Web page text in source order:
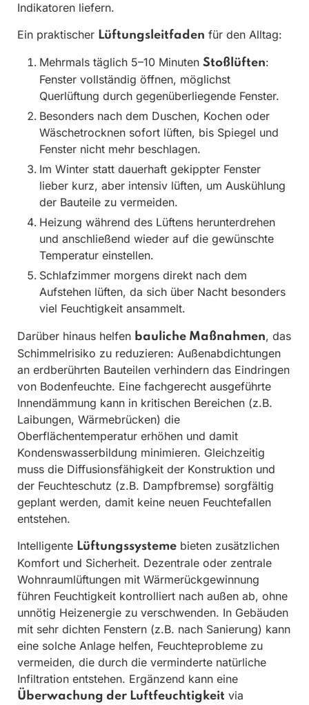
Indikatoren liefern.
Ein praktischer Lüftungsleitfaden für den Alltag:
Mehrmals täglich 5–10 Minuten Stoßlüften:
Fenster vollständig öffnen, möglichst
Querlüftung durch gegenüberliegende Fenster.
Besonders nach dem Duschen, Kochen oder
Wäschetrocknen sofort lüften, bis Spiegel und
Fenster nicht mehr beschlagen.
Im Winter statt dauerhaft gekippter Fenster
lieber kurz, aber intensiv lüften, um Auskühlung
der Bauteile zu vermeiden.
Heizung während des Lüftens herunterdrehen
und anschließend wieder auf die gewünschte
Temperatur einstellen.
Schlafzimmer morgens direkt nach dem
Aufstehen lüften, da sich über Nacht besonders
viel Feuchtigkeit ansammelt.
Darüber hinaus helfen bauliche Maßnahmen, das
Schimmelrisiko zu reduzieren: Außenabdichtungen
an erdberührten Bauteilen verhindern das Eindringen
von Bodenfeuchte. Eine fachgerecht ausgeführte
Innendämmung kann in kritischen Bereichen (z.B.
Laibungen, Wärmebrücken) die
Oberflächentemperatur erhöhen und damit
Kondenswasserbildung minimieren. Gleichzeitig
muss die Diffusionsfähigkeit der Konstruktion und
der Feuchteschutz (z.B. Dampfbremse) sorgfältig
geplant werden, damit keine neuen Feuchtefallen
entstehen.
Intelligente Lüftungssysteme bieten zusätzlichen
Komfort und Sicherheit. Dezentrale oder zentrale
Wohnraumlüftungen mit Wärmerückgewinnung
führen Feuchtigkeit kontrolliert nach außen ab, ohne
unnötig Heizenergie zu verschwenden. In Gebäuden
mit sehr dichten Fenstern (z.B. nach Sanierung) kann
eine solche Anlage helfen, Feuchteprobleme zu
vermeiden, die durch die verminderte natürliche
Infiltration entstehen. Ergänzend kann eine
Überwachung der Luftfeuchtigkeit via